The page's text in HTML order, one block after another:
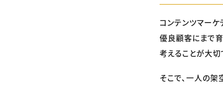
コンテンツマーケ
優良顧客にまで
考えることが大切
そこで、一人の架